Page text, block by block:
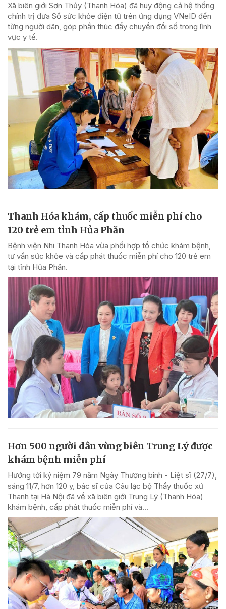
Xã biên giới Sơn Thủy (Thanh Hóa) đã huy động cả hệ thống
chính trị đưa Sổ sức khỏe điện tử trên ứng dụng VNeID đến
từng người dân, góp phần thúc đẩy chuyển đổi số trong lĩnh
vực y tế.
Thanh Hóa khám, cấp thuốc miễn phí cho
120 trẻ em tỉnh Hủa Phăn
Bệnh viện Nhi Thanh Hóa vừa phối hợp tổ chức khám bệnh,
tư vấn sức khỏe và cấp phát thuốc miễn phí cho 120 trẻ em
tại tỉnh Hủa Phăn.
Hơn 500 người dân vùng biên Trung Lý được
khám bệnh miễn phí
Hướng tới kỷ niệm 79 năm Ngày Thương binh - Liệt sĩ (27/7),
sáng 11/7, hơn 120 y, bác sĩ của Câu lạc bộ Thầy thuốc xứ
Thanh tại Hà Nội đã về xã biên giới Trung Lý (Thanh Hóa)
khám bệnh, cấp phát thuốc miễn phí và...